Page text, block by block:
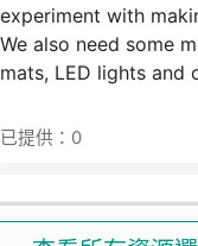
experiment with
We also need some
mats, LED lights
已提供：0